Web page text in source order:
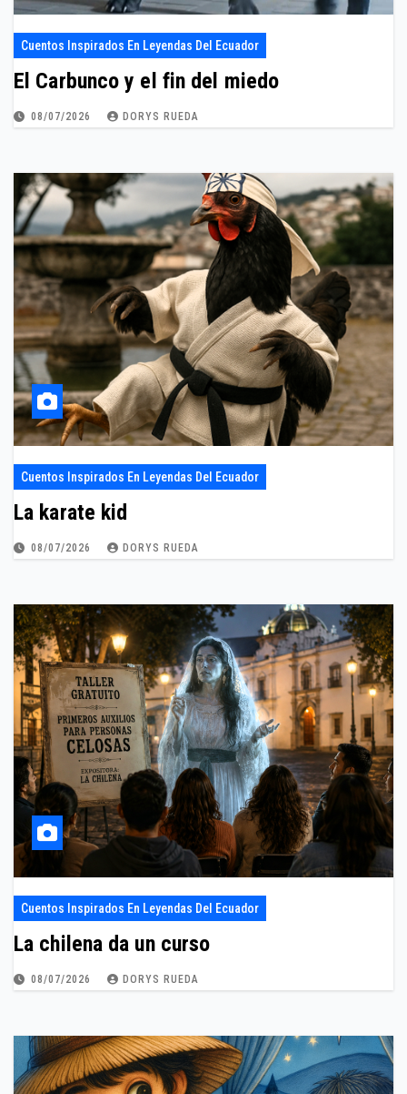
Cuentos Inspirados En Leyendas Del Ecuador
El Carbunco y el fin del miedo
08/07/2026 DORYS RUEDA
Cuentos Inspirados En Leyendas Del Ecuador
La karate kid
08/07/2026 DORYS RUEDA
Cuentos Inspirados En Leyendas Del Ecuador
La chilena da un curso
08/07/2026 DORYS RUEDA